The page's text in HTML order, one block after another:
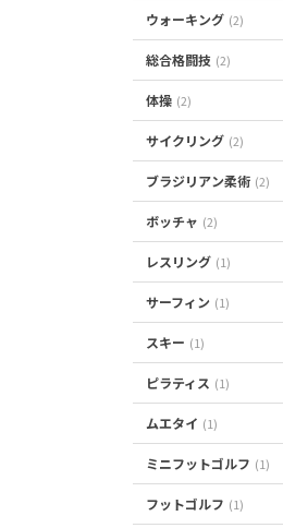
ウォーキング (2)
総合格闘技 (2)
体操 (2)
サイクリング (2)
ブラジリアン柔術 (2)
ボッチャ (2)
レスリング (1)
サーフィン (1)
スキー (1)
ピラティス (1)
ムエタイ (1)
ミニフットゴルフ (1)
フットゴルフ (1)